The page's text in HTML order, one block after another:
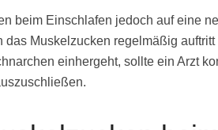
beim Einschlafen jedoch auf eine
Muskelzucken regelmäßig auftritt
einhergeht, sollte ein Arzt